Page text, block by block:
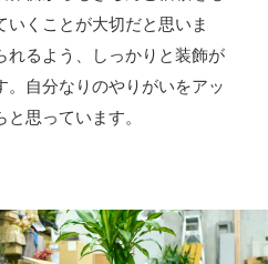
くことが大切だと思いま
れるよう、しっかりと装飾が
自分なりのやりがいをアッ
思っています。